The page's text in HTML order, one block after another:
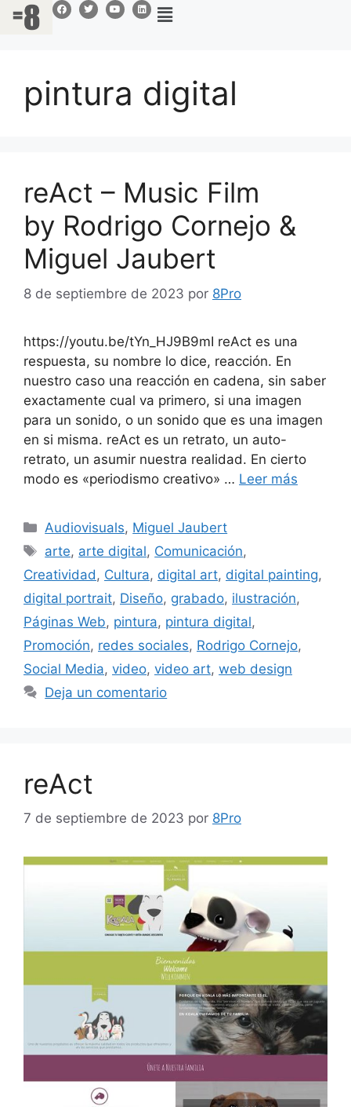
pintura digital
reAct – Music Film
by Rodrigo Cornejo &
Miguel Jaubert
8 de septiembre de 2023 por 8Pro
https://youtu.be/tYn_HJ9B9mI reAct es una
respuesta, su nombre lo dice, reacción. En
nuestro caso una reacción en cadena, sin saber
exactamente cual va primero, si una imagen
para un sonido, o un sonido que es una imagen
en si misma. reAct es un retrato, un auto-
retrato, un asumir nuestra realidad. En cierto
modo es «periodismo creativo» … Leer más
Audiovisuals, Miguel Jaubert
arte, arte digital, Comunicación,
Creatividad , Cultura, digital art, digital painting,
digital portrait, Diseño, grabado, ilustración,
Páginas Web, pintura, pintura digital,
Promoción, redes sociales, Rodrigo Cornejo,
Social Media, video, video art, web design
Deja un comentario
reAct
7 de septiembre de 2023 por 8Pro